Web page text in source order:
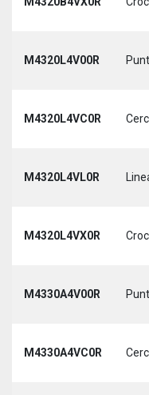
M4320L4V00R
M4320L4VC0R
M4320L4VL0R
M4320L4VX0R
M4330A4V00R
M4330A4VC0R